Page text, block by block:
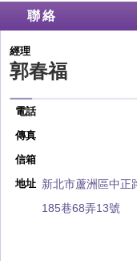
聯絡
經理
郭春福
電話
傳真
信箱
地址 新北市蘆洲區中正
185巷68弄13號